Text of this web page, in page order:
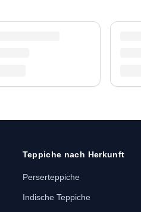
einem 30-tägigen
Teppiche nach Herkunft
Perserteppiche
Indische Teppiche